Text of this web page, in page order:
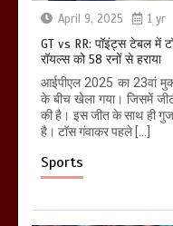
April 9, 2025 1 yr
GT vs RR: पॉइंट्स टेबल में
रॉयल्स को 58 रनों से हराया
आईपीएल 2025 का 23वां
के बीच खेला गया। जिसमें
की है। इस जीत के साथ ही
है। टॉस गंवाकर पहले […]
Sports